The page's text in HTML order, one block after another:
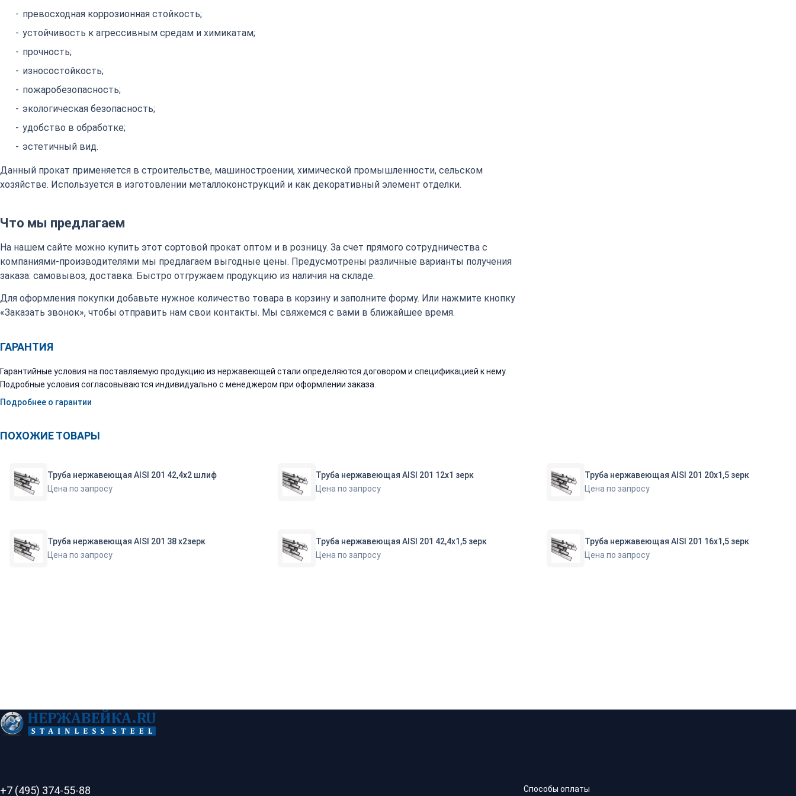
превосходная коррозионная стойкость;
устойчивость к агрессивным средам и химикатам;
прочность;
износостойкость;
пожаробезопасность;
экологическая безопасность;
удобство в обработке;
эстетичный вид.
Данный прокат применяется в строительстве, машиностроении, химической промышленности, сельском
хозяйстве. Используется в изготовлении металлоконструкций и как декоративный элемент отделки.
Что мы предлагаем
На нашем сайте можно купить этот сортовой прокат оптом и в розницу. За счет прямого сотрудничества с
компаниями-производителями мы предлагаем выгодные цены. Предусмотрены различные варианты получения
заказа: самовывоз, доставка. Быстро отгружаем продукцию из наличия на складе.
Для оформления покупки добавьте нужное количество товара в корзину и заполните форму. Или нажмите кнопку
«Заказать звонок», чтобы отправить нам свои контакты. Мы свяжемся с вами в ближайшее время.
ГАРАНТИЯ
Гарантийные условия на поставляемую продукцию из нержавеющей стали определяются договором и спецификацией к нему.
Подробные условия согласовываются индивидуально с менеджером при оформлении заказа.
Подробнее о гарантии
ПОХОЖИЕ ТОВАРЫ
Труба нержавеющая AISI 201 42,4х2 шлиф
Цена по запросу
Труба нержавеющая AISI 201 12х1 зерк
Цена по запросу
Труба нержавеющая AISI 201 20х1,5 зерк
Цена по запросу
Труба нержавеющая AISI 201 38 х2зерк
Цена по запросу
Труба нержавеющая AISI 201 42,4х1,5 зерк
Цена по запросу
Труба нержавеющая AISI 201 16х1,5 зерк
Цена по запросу
+7 (495) 374-55-88 Способы оплаты